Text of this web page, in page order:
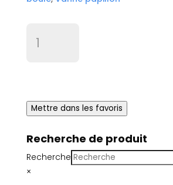
de
ovale
diam
430
(
411
Mettre dans les favoris
Recherche de produit
Recherche
×